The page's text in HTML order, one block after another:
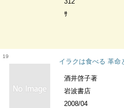
ｻ
19
イラクは食べる 革命
酒井啓子著
岩波書店
2008/04